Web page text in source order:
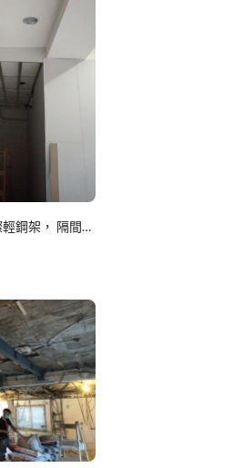
專收小工程，明燦輕鋼架， 隔間，天花板，維修，開孔，專作小坪